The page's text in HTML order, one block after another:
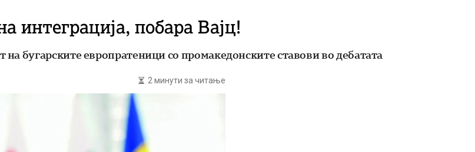
интеграција, побара Вајц!
бугарските европратеници со промакедонските ставови во дебатата
2 минути за читање